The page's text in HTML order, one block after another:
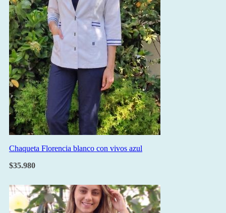
Chaqueta Florencia blanco con vivos azul
$35.980